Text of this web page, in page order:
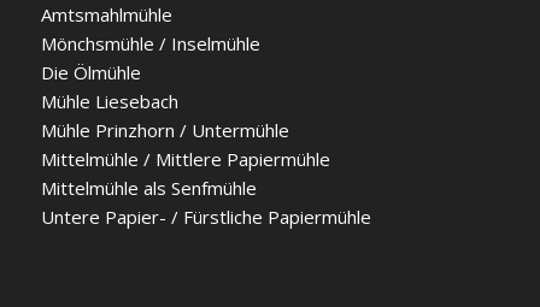
Amts­mahl­müh­le
Mönchs­müh­le / Insel­müh­le
Die Ölmüh­le
Müh­le Liesebach
Müh­le Prinz­horn / Unter­müh­le
Mit­tel­müh­le / Mitt­le­re Papier­müh­le
Mit­tel­müh­le als Senf­mühle
Unte­re Papier- / Fürst­li­che Papier­müh­le